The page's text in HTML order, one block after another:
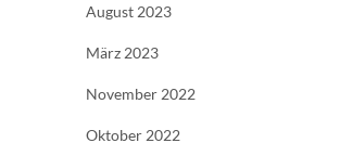
August 2023
März 2023
November 2022
Oktober 2022